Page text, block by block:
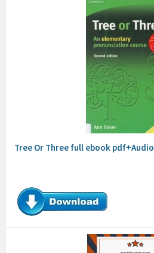
Tree Or Three full ebook pdf+Audio